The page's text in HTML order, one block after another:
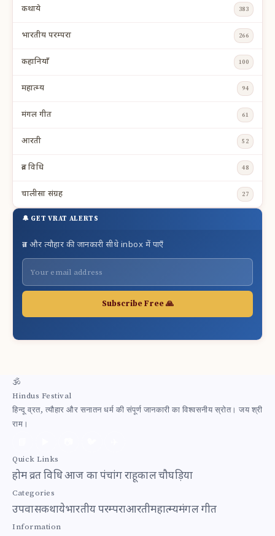
कथाये 383
भारतीय परम्परा 266
कहानियाँ 100
महात्म्य 94
मंगल गीत 61
आरती 52
व्रत विधि 48
चालीसा संग्रह 27
🔔 GET VRAT ALERTS
व्रत और त्यौहार की जानकारी सीधे inbox में पाएँ
Subscribe Free 🙏
🕉
Hindus Festival
हिन्दू व्रत, त्यौहार और सनातन धर्म की संपूर्ण जानकारी का विश्वसनीय स्रोत। जय श्री
राम।
Quick Links
होमव्रत विधिआज का पंचांगराहूकालचौघड़िया
Categories
उपवासकथायेभारतीय परम्पराआरतीमहात्म्यमंगल गीत
Information